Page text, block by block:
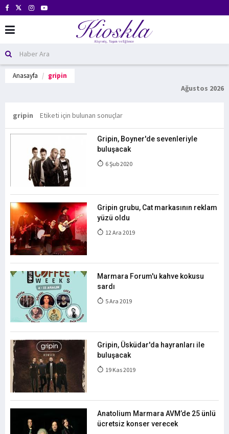
Anasayfa gripin
Ağustos 2026
gripin Etiketi için bulunan sonuçlar
Gripin, Boyner'de sevenleriyle
buluşacak
6 Şub 2020
Gripin grubu, Cat markasının reklam
yüzü oldu
12 Ara 2019
Marmara Forum'u kahve kokusu
sardı
5 Ara 2019
Gripin, Üsküdar'da hayranları ile
buluşacak
19 Kas 2019
Anatolium Marmara AVM’de 25 ünlü
ücretsiz konser verecek